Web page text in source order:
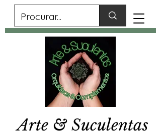
Arte & Suculentas